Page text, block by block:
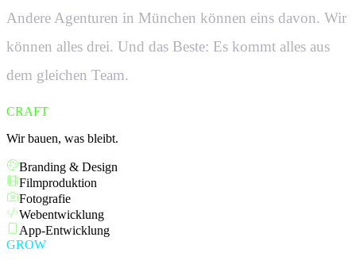
Andere Agenturen in München können eins davon. Wir
können alles drei. Und das Beste: Es kommt alles aus
dem gleichen Team.
CRAFT
Wir bauen, was bleibt.
Branding & Design
Filmproduktion
Fotografie
Webentwicklung
App-Entwicklung
GROW